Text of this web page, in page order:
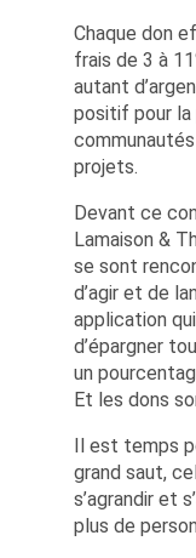
Chaque don
frais de 3 à
autant
positif pour
projets.
Devant ce
Lamaison &
se sont
d’agir et de
application
d’épargner
un
Et les dons
Il est temps
grand saut,
s’agrandir et
plus de